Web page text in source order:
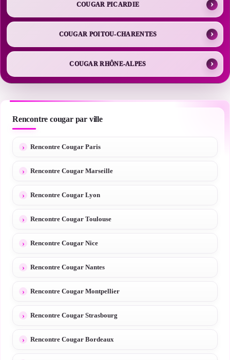
COUGAR PICARDIE
COUGAR POITOU-CHARENTES
COUGAR RHÔNE-ALPES
Rencontre cougar par ville
Rencontre Cougar Paris
Rencontre Cougar Marseille
Rencontre Cougar Lyon
Rencontre Cougar Toulouse
Rencontre Cougar Nice
Rencontre Cougar Nantes
Rencontre Cougar Montpellier
Rencontre Cougar Strasbourg
Rencontre Cougar Bordeaux